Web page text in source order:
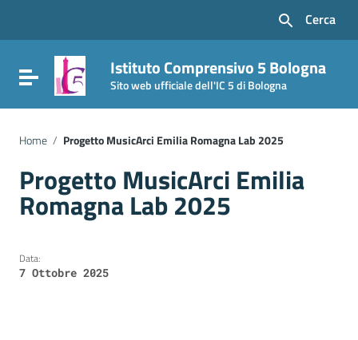
Vai al footer
Cerca
Attiva / disattiva la navigazione
Istituto Comprensivo 5 Bologna
Sito web ufficiale dell'IC 5 di Bologna
Home / Progetto MusicArci Emilia Romagna Lab 2025
Progetto MusicArci Emilia
Romagna Lab 2025
Data:
7 Ottobre 2025